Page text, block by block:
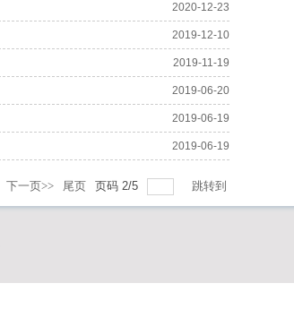
2020-12-23
2019-12-10
2019-11-19
2019-06-20
2019-06-19
2019-06-19
下一页>> 尾页 页码 2/5 跳转到